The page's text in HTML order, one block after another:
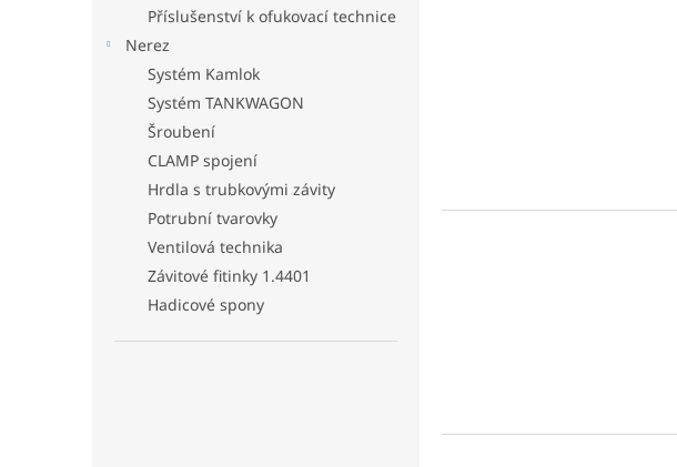
Příslušenství k ofukovací technice
Nerez
Systém Kamlok
Systém TANKWAGON
Šroubení
CLAMP spojení
Hrdla s trubkovými závity
Potrubní tvarovky
Ventilová technika
Závitové fitinky 1.4401
Hadicové spony